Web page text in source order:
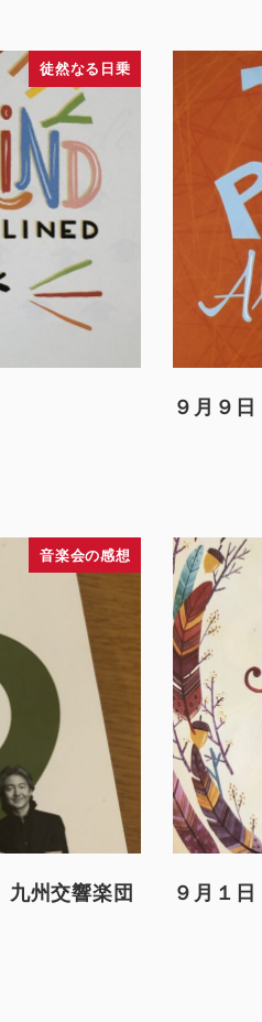
徒然なる日乗
９月９日
音楽会の感想
州交響楽団
９月１日